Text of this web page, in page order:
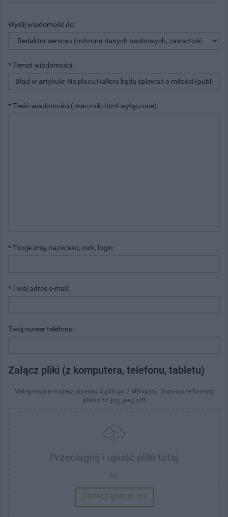
Wyślij wiadomość do:
* Temat wiadomości:
* Treść wiadomości (znaczniki html wyłączone):
* Twoje imię, nazwisko, nick, login:
* Twój adres e-mail:
Twój numer telefonu:
Załącz pliki (z komputera, telefonu, tabletu)
Maksymalnie możesz przesłać 3 pliki po 7 MB każdy. Dozwolone formaty
plików to: jpg, jpeg, pdf
Przeciągnij i upuść pliki tutaj
lub
PRZEGLĄDAJ PLIKI